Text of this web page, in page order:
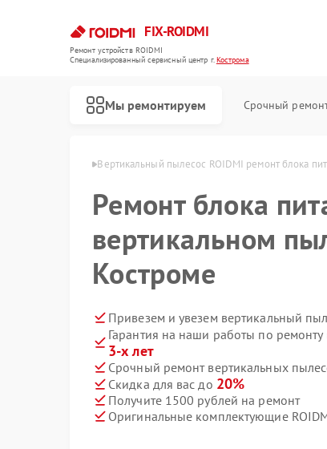
FIX-ROIDMI
Ремонт устройств ROIDMI
Специализированный cервисный центр г.Кострома
Мы ремонтируем Срочный
в Костроме Вертикальный пылесос ROIDMI ремонт блока
Ремонт блока
вертикальном
Костроме
Привезем и увезем вертикальный
Гарантия на наши работы по
3-х лет
Срочный ремонт вертикальных
Скидка для вас до 20%
Получите 1500 рублей на ремонт
Оригинальные комплектующие